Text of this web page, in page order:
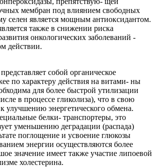
мембран под влиянием свободных
селен является мощным антиоксидантом.
также в снижении риска
онкологических заболеваний -
действии.
собой органическое
по характеру действия на витами- ны
для более быстрой утилизации
в процессе гликолиза), что в свою
улучшению энергетического обмена.
белки- транспортеры, это
уменьшению деградации (распада)
поглощение и усвоение глюкозы
энергии осуществляются более
значение имеет также участие липоевой
холестерина.